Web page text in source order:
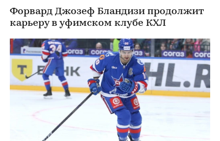
Форвард Джозеф Бландизи продолжит
карьеру в уфимском клубе КХЛ